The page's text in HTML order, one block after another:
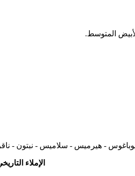
المتوسط.
- أريوباغوس - هيرميس - سلاميس - نبتون
الإملاء